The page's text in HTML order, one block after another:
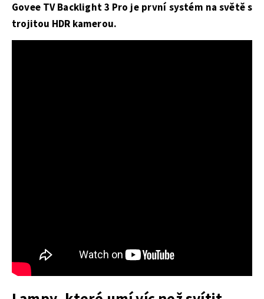
Govee TV Backlight 3 Pro je první systém na světě s
trojitou HDR kamerou.